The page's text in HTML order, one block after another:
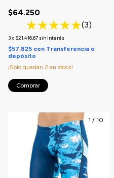
$64.250
(3)
3x $21.416,67 sin interés
$57.825 con Transferencia o
depósito
¡Solo quedan 2 en stock!
Comprar
1 / 10